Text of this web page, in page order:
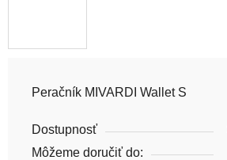
Peračník MIVARDI Wallet S
Dostupnosť
Môžeme doručiť do: